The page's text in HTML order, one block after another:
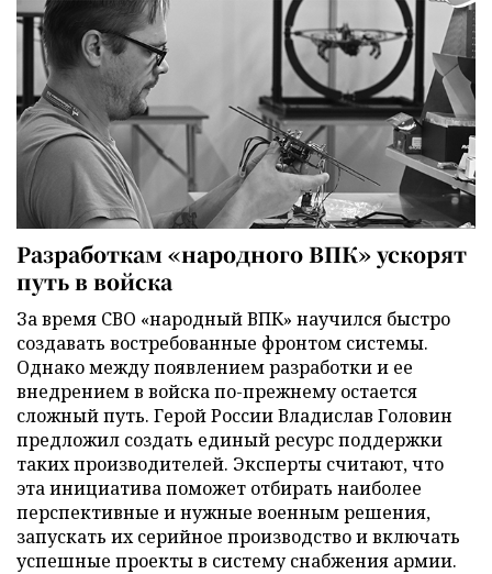
Разработкам «народного ВПК» ускорят
путь в войска
За время СВО «народный ВПК» научился быстро
создавать востребованные фронтом системы.
Однако между появлением разработки и ее
внедрением в войска по-прежнему остается
сложный путь. Герой России Владислав Головин
предложил создать единый ресурс поддержки
таких производителей. Эксперты считают, что
эта инициатива поможет отбирать наиболее
перспективные и нужные военным решения,
запускать их серийное производство и включать
успешные проекты в систему снабжения армии.